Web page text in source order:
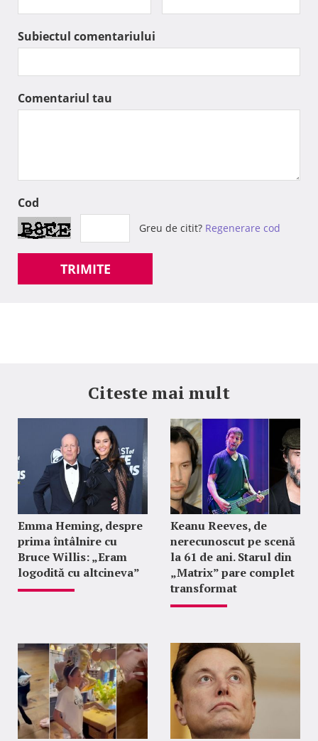
Subiectul comentariului
Comentariul tau
Cod
Greu de citit? Regenerare cod
TRIMITE
Citeste mai mult
Emma Heming, despre
prima întâlnire cu
Bruce Willis: „Eram
logodită cu altcineva”
Keanu Reeves, de
nerecunoscut pe scenă
la 61 de ani. Starul din
„Matrix” pare complet
transformat